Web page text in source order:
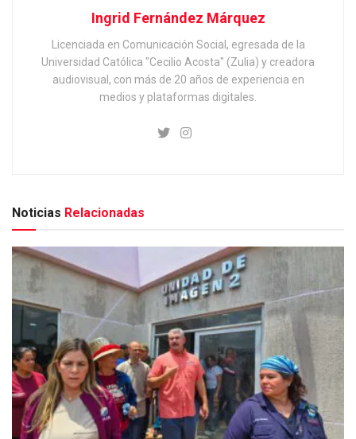
Ingrid Fernández Márquez
Licenciada en Comunicación Social, egresada de la
Universidad Católica "Cecilio Acosta" (Zulia) y creadora
audiovisual, con más de 20 años de experiencia en
medios y plataformas digitales.
Noticias Relacionadas